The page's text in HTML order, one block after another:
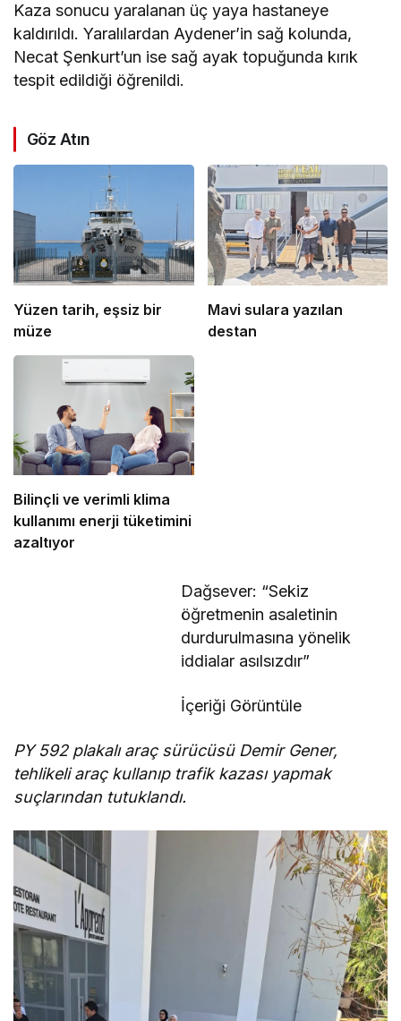
Kaza sonucu yaralanan üç yaya hastaneye
kaldırıldı. Yaralılardan Aydener’in sağ kolunda,
Necat Şenkurt’un ise sağ ayak topuğunda kırık
tespit edildiği öğrenildi.
Göz Atın
Yüzen tarih, eşsiz bir
müze
Mavi sulara yazılan
destan
Bilinçli ve verimli klima
kullanımı enerji tüketimini
azaltıyor
Dağsever: “Sekiz
öğretmenin asaletinin
durdurulmasına yönelik
iddialar asılsızdır”
İçeriği Görüntüle
PY 592 plakalı araç sürücüsü Demir Gener,
tehlikeli araç kullanıp trafik kazası yapmak
suçlarından tutuklandı.